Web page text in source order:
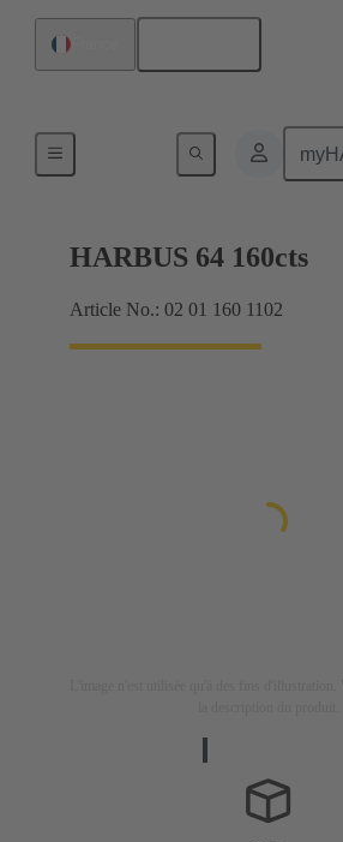
Raccordement carte mère à carte
HARBUS 64 160cts
Article No.: 02 01 160 1102